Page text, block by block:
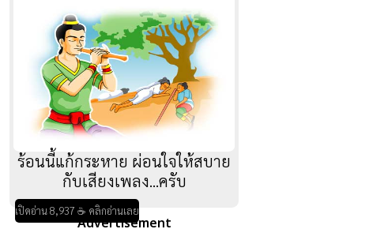
ร้อนนี้แก้กระหาย ผ่อนใจให้สบาย
กับเสียงเพลง...ครับ
เปิดอ่าน 8,937 ☕ คลิกอ่านเลย
Advertisement